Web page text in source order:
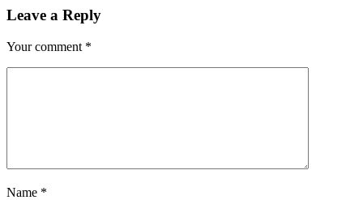
Leave a Reply
Your comment *
Name *